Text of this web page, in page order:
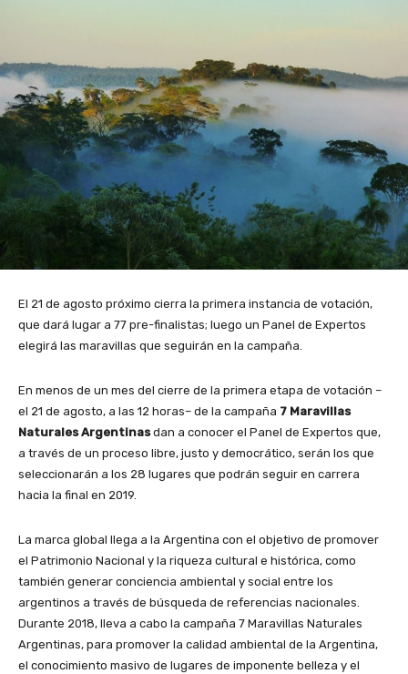
El 21 de agosto próximo cierra la primera instancia de votación,
que dará lugar a 77 pre-finalistas; luego un Panel de Expertos
elegirá las maravillas que seguirán en la campaña.
En menos de un mes del cierre de la primera etapa de votación –
el 21 de agosto, a las 12 horas– de la campaña 7 Maravillas
Naturales Argentinasdan a conocer el Panel de Expertos que,
a través de un proceso libre, justo y democrático, serán los que
seleccionarán a los 28 lugares que podrán seguir en carrera
hacia la final en 2019.
La marca global llega a la Argentina con el objetivo de promover
el Patrimonio Nacional y la riqueza cultural e histórica, como
también generar conciencia ambiental y social entre los
argentinos a través de búsqueda de referencias nacionales.
Durante 2018, lleva a cabo la campaña 7 Maravillas Naturales
Argentinas, para promover la calidad ambiental de la Argentina,
el conocimiento masivo de lugares de imponente belleza y el